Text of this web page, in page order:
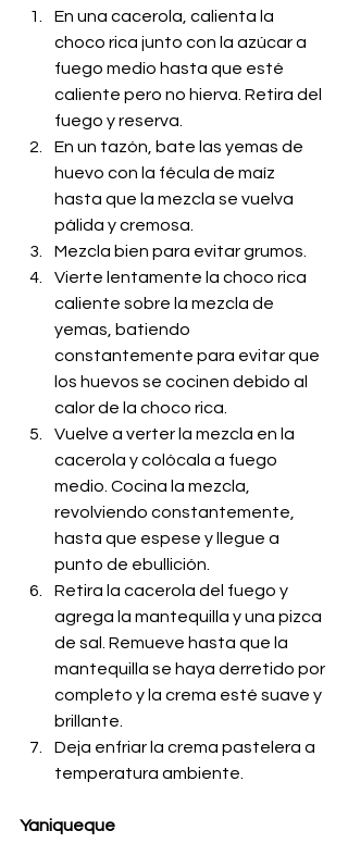
En una cacerola, calienta la
choco rica junto con la azúcar a
fuego medio hasta que esté
caliente pero no hierva. Retira del
fuego y reserva.
En un tazón, bate las yemas de
huevo con la fécula de maíz
hasta que la mezcla se vuelva
pálida y cremosa.
Mezcla bien para evitar grumos.
Vierte lentamente la choco rica
caliente sobre la mezcla de
yemas, batiendo
constantemente para evitar que
los huevos se cocinen debido al
calor de la choco rica.
Vuelve a verter la mezcla en la
cacerola y colócala a fuego
medio. Cocina la mezcla,
revolviendo constantemente,
hasta que espese y llegue a
punto de ebullición.
Retira la cacerola del fuego y
agrega la mantequilla y una pizca
de sal. Remueve hasta que la
mantequilla se haya derretido por
completo y la crema esté suave y
brillante.
Deja enfriar la crema pastelera a
temperatura ambiente.
Yaniqueque